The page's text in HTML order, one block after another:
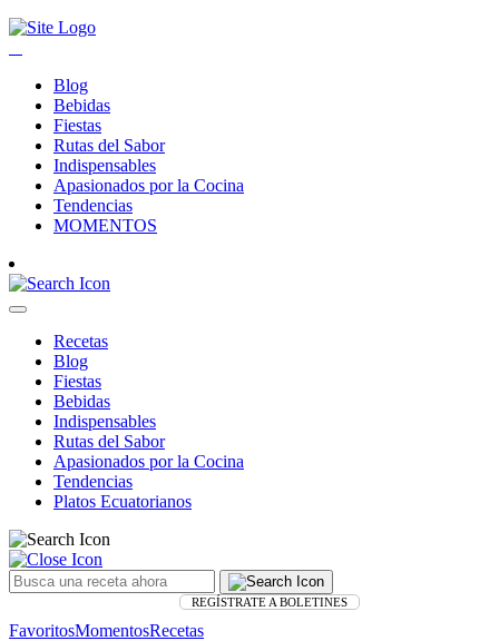
Blog
Bebidas
Fiestas
Rutas del Sabor
Indispensables
Apasionados por la Cocina
Tendencias
MOMENTOS
Recetas
Blog
Fiestas
Bebidas
Indispensables
Rutas del Sabor
Apasionados por la Cocina
Tendencias
Platos Ecuatorianos
REGÍSTRATE A BOLETINES
FavoritosMomentosRecetas